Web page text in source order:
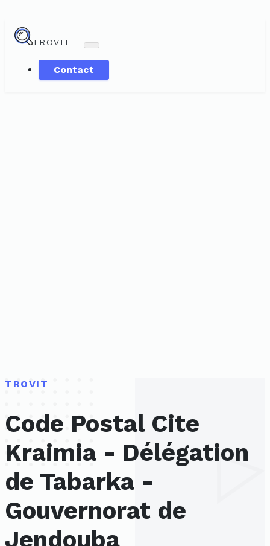
TROVIT
Contact
TROVIT
Code Postal Cite
Kraimia - Délégation
de Tabarka -
Gouvernorat de
Jendouba